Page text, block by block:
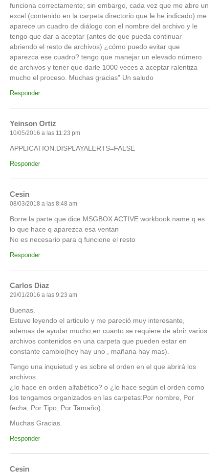
funciona correctamente; sin embargo, cada vez que me abre un
excel (contenido en la carpeta directorio que le he indicado) me
aparece un cuadro de diálogo con el nombre del archivo y le
tengo que dar a aceptar (antes de que pueda continuar
abriendo el resto de archivos) ¿cómo puedo evitar que
aparezca ese cuadro? tengo que manejar un elevado número
de archivos y tener que darle 1000 veces a aceptar ralentiza
mucho el proceso. Muchas gracias" Un saludo
Responder
Yeinson Ortiz
10/05/2016 a las 11:23 pm
APPLICATION.DISPLAYALERTS=FALSE
Responder
Cesin
08/03/2018 a las 8:48 am
Borre la parte que dice MSGBOX ACTIVE workbook.name q es
lo que hace q aparezca esa ventan
No es necesario para q funcione el resto
Responder
Carlos Diaz
29/01/2016 a las 9:23 am
Buenas.
Estuve leyendo el articulo y me pareció muy interesante,
ademas de ayudar mucho,en cuanto se requiere de abrir varios
archivos contenidos en una carpeta que pueden estar en
constante cambio(hoy hay uno , mañana hay mas).
Tengo una inquietud y es sobre el orden en el que abrirá los
archivos
¿lo hace en orden alfabético? o ¿lo hace según el orden como
los tengamos organizados en las carpetas:Por nombre, Por
fecha, Por Tipo, Por Tamaño).
Muchas Gracias.
Responder
Cesin